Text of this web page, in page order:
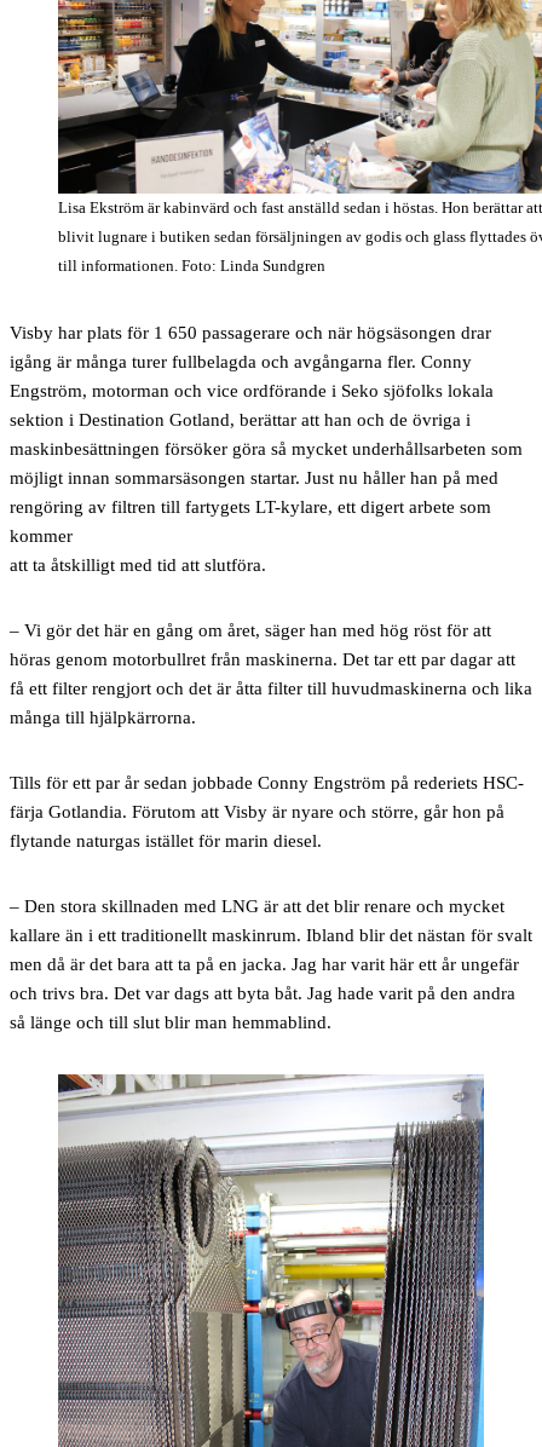
Lisa Ekström är kabinvärd och fast anställd sedan i höstas. Hon berättar
blivit lugnare i butiken sedan försäljningen av godis och glass flyttades
till informationen. Foto: Linda Sundgren
Visby har plats för 1 650 passagerare och när högsäsongen drar
igång är många turer fullbelagda och avgångarna fler. Conny
Engström, motorman och vice ordförande i Seko sjöfolks lokala
sektion i Destination Gotland, berättar att han och de övriga i
maskinbesättningen försöker göra så mycket underhållsarbeten som
möjligt innan sommarsäsongen startar. Just nu håller han på med
rengöring av filtren till fartygets LT-kylare, ett digert arbete som
kommer
att ta åtskilligt med tid att slutföra.
– Vi gör det här en gång om året, säger han med hög röst för att
höras genom motorbullret från maskinerna. Det tar ett par dagar att
få ett filter rengjort och det är åtta filter till huvudmaskinerna och lika
många till hjälpkärrorna.
Tills för ett par år sedan jobbade Conny Engström på rederiets HSC-
färja Gotlandia. Förutom att Visby är nyare och större, går hon på
flytande naturgas istället för marin diesel.
– Den stora skillnaden med LNG är att det blir renare och mycket
kallare än i ett traditionellt maskinrum. Ibland blir det nästan för svalt
men då är det bara att ta på en jacka. Jag har varit här ett år ungefär
och trivs bra. Det var dags att byta båt. Jag hade varit på den andra
så länge och till slut blir man hemmablind.